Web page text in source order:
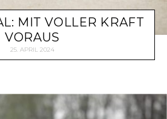
MIT VOLLER KRAFT
VORAUS
25. APRIL 2024